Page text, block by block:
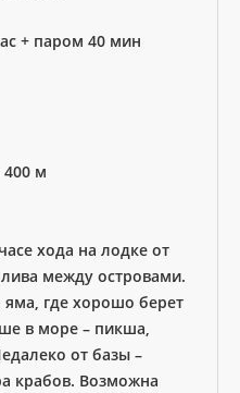
+ паром 40 мин
400 м
хода на лодке от
между островами.
где хорошо берет
в море – пикша,
от базы –
крабов. Возможна